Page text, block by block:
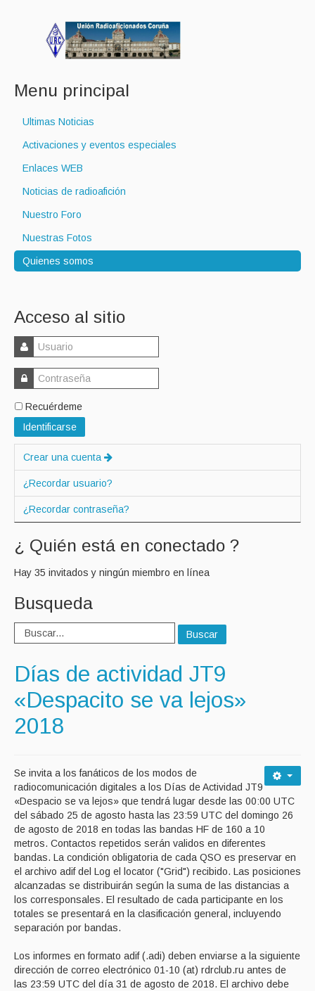
Menu principal
Ultimas Noticias
Activaciones y eventos especiales
Enlaces WEB
Noticias de radioafición
Nuestro Foro
Nuestras Fotos
Quienes somos
Acceso al sitio
Recuérdeme
Identificarse
Crear una cuenta
¿Recordar usuario?
¿Recordar contraseña?
¿ Quién está en conectado ?
Hay 35 invitados y ningún miembro en línea
Busqueda
Buscar
Días de actividad JT9
«Despacito se va lejos»
2018
Se invita a los fanáticos de los modos de
radiocomunicación digitales a los Días de Actividad JT9
«Despacio se va lejos» que tendrá lugar desde las 00:00 UTC
del sábado 25 de agosto hasta las 23:59 UTC del domingo 26
de agosto de 2018 en todas las bandas HF de 160 a 10
metros. Contactos repetidos serán validos en diferentes
bandas. La condición obligatoria de cada QSO es preservar en
el archivo adif del Log el locator ("Grid") recibido. Las posiciones
alcanzadas se distribuirán según la suma de las distancias a
los corresponsales. El resultado de cada participante en los
totales se presentará en la clasificación general, incluyendo
separación por bandas.
Los informes en formato adif (.adi) deben enviarse a la siguiente
dirección de correo electrónico 01-10 (at) rdrclub.ru antes de
las 23:59 UTC del día 31 de agosto de 2018. El archivo debe